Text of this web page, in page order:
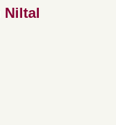
Niltal